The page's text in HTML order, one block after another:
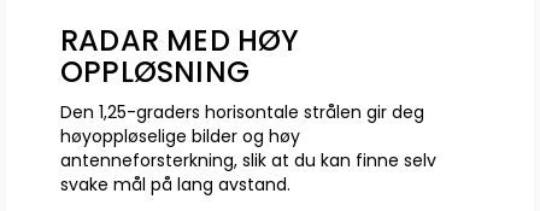
RADAR MED HØY
OPPLØSNING
Den 1,25-graders horisontale strålen gir deg
høyoppløselige bilder og høy
antenneforsterkning, slik at du kan finne selv
svake mål på lang avstand.